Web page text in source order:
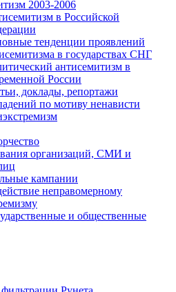
2003-2006
в Российской
тенденции проявлений
в государствах СНГ
антисемитизм в
России
доклады, репортажи
по мотиву ненависти
организаций, СМИ и
кампании
неправомерному
и общественные